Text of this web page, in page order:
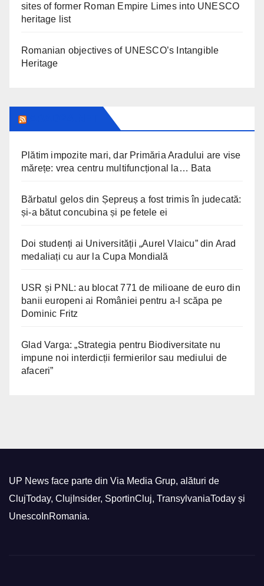
sites of former Roman Empire Limes into UNESCO
heritage list
Romanian objectives of UNESCO’s Intangible
Heritage
Plătim impozite mari, dar Primăria Aradului are vise
mărețe: vrea centru multifuncțional la… Bata
Bărbatul gelos din Șepreuș a fost trimis în judecată:
și-a bătut concubina și pe fetele ei
Doi studenți ai Universității „Aurel Vlaicu” din Arad
medaliați cu aur la Cupa Mondială
USR și PNL: au blocat 771 de milioane de euro din
banii europeni ai României pentru a-l scăpa pe
Dominic Fritz
Glad Varga: „Strategia pentru Biodiversitate nu
impune noi interdicții fermierilor sau mediului de
afaceri”
UP News face parte din Via Media Grup, alături de
ClujToday, ClujInsider, SportinCluj, TransylvaniaToday și
UnescoInRomania.